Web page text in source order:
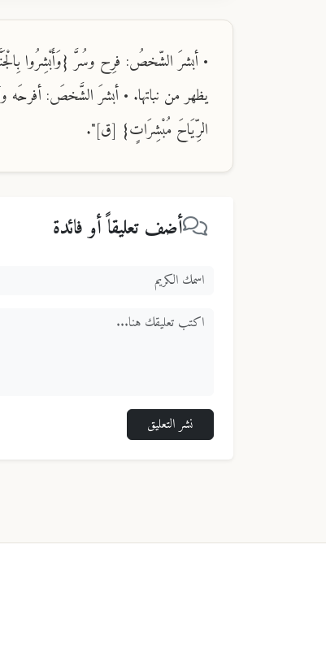
• أبشرَ الشّخصُ: فرِح وسُرَّ {وَأَبْشِرُوا
يظهر من نباتها. • أبشرَ الشَّخصَ:
الرِّيَاحَ مُبْشِرَاتٍ} [ق]".
أضف تعليقاً أو فائدة
نشر التعليق